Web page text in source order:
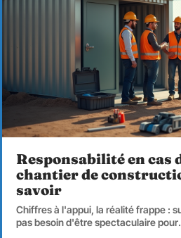
Responsabilité en cas
chantier de
savoir
Chiffres à l'appui, la réalité frappe :
pas besoin d'être spectaculaire pour